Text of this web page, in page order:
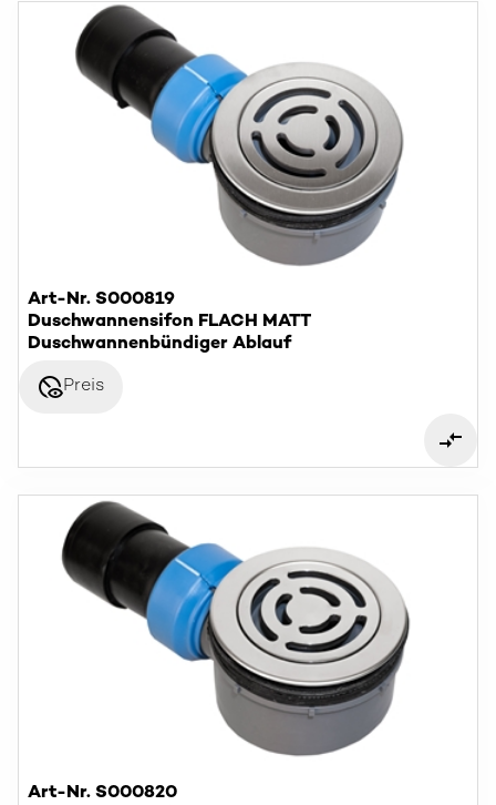
Art-Nr. S000819
Duschwannensifon FLACH MATT
Duschwannenbündiger Ablauf
disabled_visiblePreis
Art-Nr. S000820